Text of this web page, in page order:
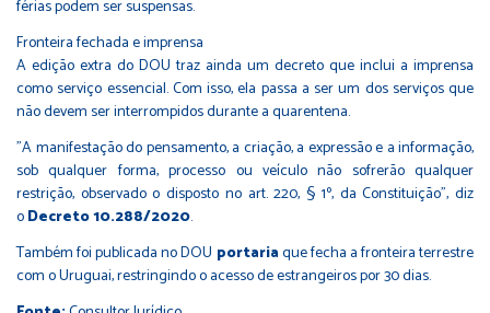
férias podem ser suspensas.
Fronteira fechada e imprensa
A edição extra do DOU traz ainda um decreto que inclui a imprensa
como serviço essencial. Com isso, ela passa a ser um dos serviços que
não devem ser interrompidos durante a quarentena.
"A manifestação do pensamento, a criação, a expressão e a informação,
sob qualquer forma, processo ou veículo não sofrerão qualquer
restrição, observado o disposto no art. 220, § 1º, da Constituição", diz
oDecreto 10.288/2020.
Também foi publicada no DOU portariaque fecha a fronteira terrestre
com o Uruguai, restringindo o acesso de estrangeiros por 30 dias.